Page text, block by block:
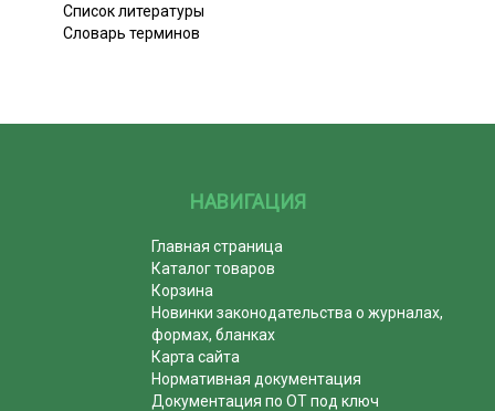
Список литературы
Словарь терминов
НАВИГАЦИЯ
Главная страница
Каталог товаров
Корзина
Новинки законодательства о журналах,
формах, бланках
Карта сайта
Нормативная документация
Документация по ОТ под ключ